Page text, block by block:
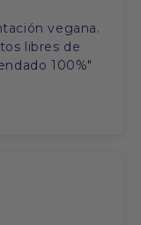
vegana.
libres de
100%"